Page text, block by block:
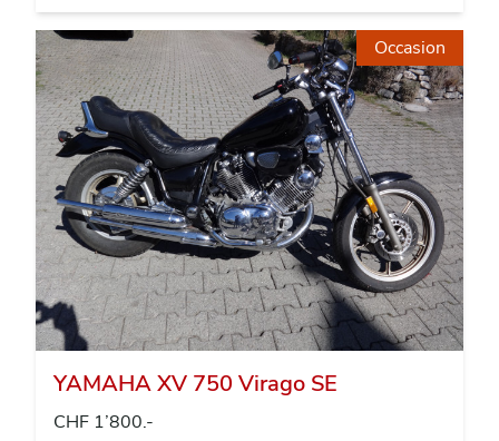
Occasion
YAMAHA XV 750 Virago SE
CHF 1’800.-